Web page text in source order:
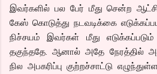
இவர்களில் பல பேர் மீது சென்ற
கேஸ் கொடுத்து நடவடிக்கை
நிச்சயம் இவர்கள் மீது
தகுந்ததே. ஆனால் அதே நேரத்தில்
நில அபகரிப்பு குற்றச்சாட்டு